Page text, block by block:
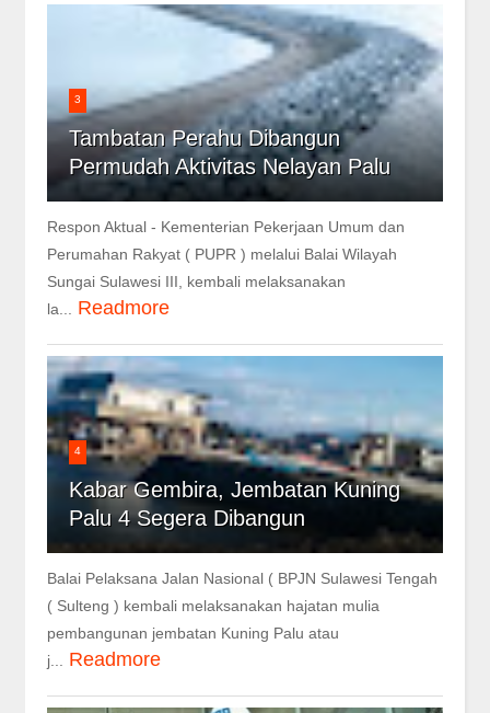
3
Tambatan Perahu Dibangun
Permudah Aktivitas Nelayan Palu
Respon Aktual - Kementerian Pekerjaan Umum dan
Perumahan Rakyat ( PUPR ) melalui Balai Wilayah
Sungai Sulawesi III, kembali melaksanakan
la... Readmore
4
Kabar Gembira, Jembatan Kuning
Palu 4 Segera Dibangun
Balai Pelaksana Jalan Nasional ( BPJN Sulawesi Tengah
( Sulteng ) kembali melaksanakan hajatan mulia
pembangunan jembatan Kuning Palu atau
j... Readmore